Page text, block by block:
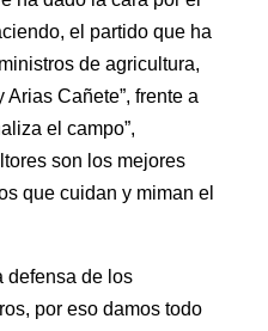
el partido que ha
de agricultura,
Cañete”, frente a
el campo”,
son los mejores
que cuidan y miman el
defensa de los
por eso damos todo